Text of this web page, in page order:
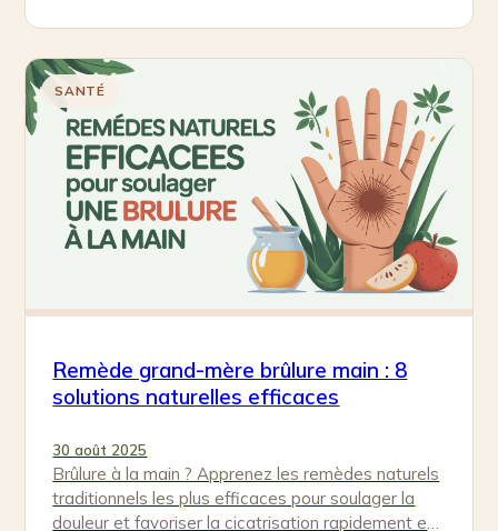
SANTÉ
Remède grand-mère brûlure main : 8
solutions naturelles efficaces
30 août 2025
Brûlure à la main ? Apprenez les remèdes naturels
traditionnels les plus efficaces pour soulager la
douleur et favoriser la cicatrisation rapidement et